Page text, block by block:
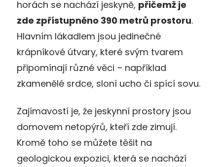
horách se nachází jeskyně, přičemž je
zde zpřístupněno 390 metrů prostoru.
Hlavním lákadlem jsou jedinečné
krápníkové útvary, které svým tvarem
připomínají různé věci – například
zkamenělé srdce, sloní ucho či spící sovu.
Zajímavostí je, že jeskynní prostory jsou
domovem netopýrů, kteří zde zimují.
Kromě toho se můžete těšit na
geologickou expozici, která se nachází